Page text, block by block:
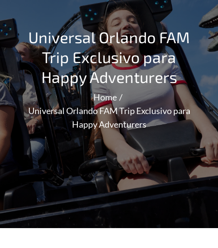
Universal Orlando FAM
Trip Exclusivo para
Happy Adventurers
Home
Universal Orlando FAM Trip Exclusivo para
Happy Adventurers